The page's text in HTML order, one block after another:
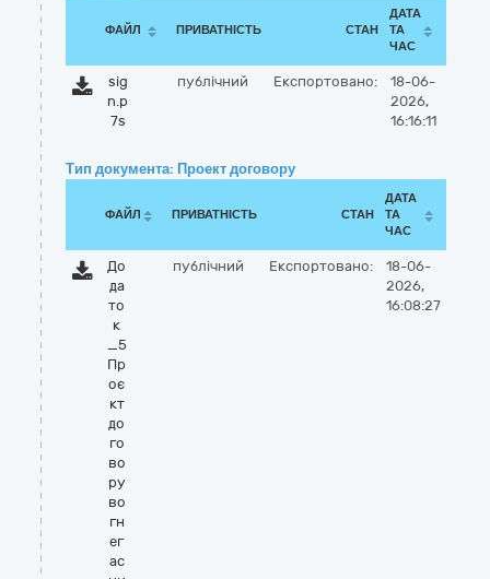
ФАЙЛ ПРИВАТНІСТЬ СТАН
ДАТА
ТА
ЧАС
sig
n.p
7s
публічний Експортовано:
18-06-
2026,
16:16:11
Тип документа: Проект договору
ФАЙЛ ПРИВАТНІСТЬ СТАН
ДАТА
ТА
ЧАС
До
да
то
к
_5
Пр
оє
кт
до
го
во
ру
во
гн
ег
ас
публічний Експортовано:
18-06-
2026,
16:08:27